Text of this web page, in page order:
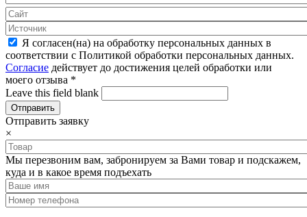
Я согласен(на) на обработку персональных данных в
соответствии с Политикой обработки персональных данных.
Согласие действует до достижения целей обработки или
моего отзыва *
Leave this field blank
Отправить заявку
×
Мы перезвоним вам, забронируем за Вами товар и подскажем,
куда и в какое время подъехать